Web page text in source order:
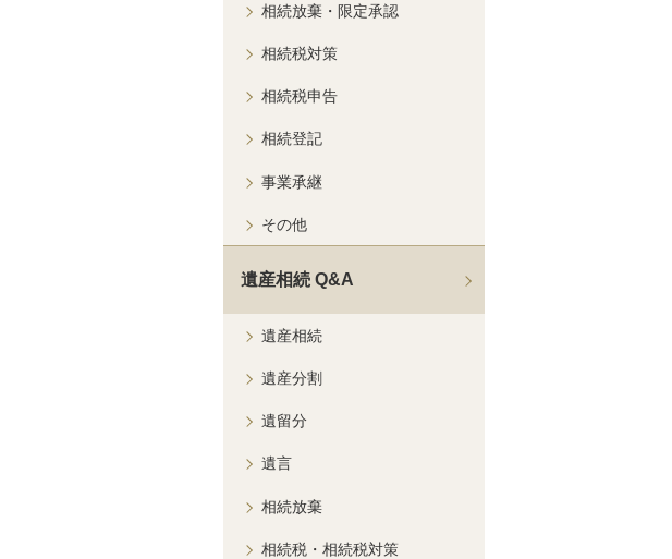
相続放棄・限定承認
相続税対策
相続税申告
相続登記
事業承継
その他
遺産相続 Q&A
遺産相続
遺産分割
遺留分
遺言
相続放棄
相続税・相続税対策